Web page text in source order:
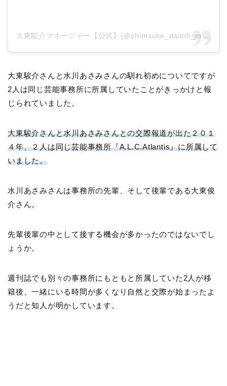
大東駿介マネージャー【公式】(@shunsuke_daitoh_mg)がシェアした投稿
大東駿介さんと水川あさみさんの馴れ初めについてですが
2人は同じ芸能事務所に所属していたことがきっかけと報
じられていました。
大東駿介さんと水川あさみさんとの交際報道が出た２０１
４年、２人は同じ芸能事務所『A.L.C.Atlantis』に所属して
いました。
水川あさみさんは事務所の先輩、そして後輩である大東俊
介さん。
先輩後輩の中として接する機会が多かったのではないでし
ょうか。
週刊誌でも別々の事務所にもともと所属していた2人が移
籍後、一緒にいる時間が多くなり自然と交際が始まったよ
うだと知人が明かしています。